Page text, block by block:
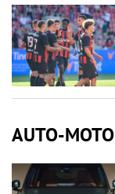
AUTO-MOTO